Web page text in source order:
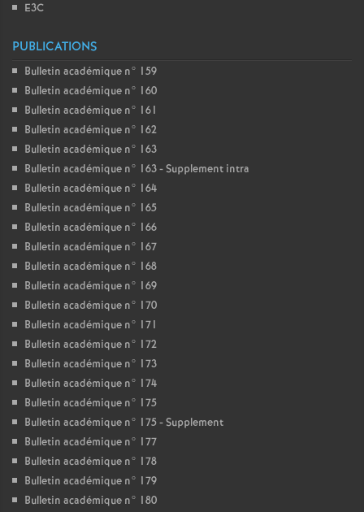
E3C
PUBLICATIONS
Bulletin académique n° 159
Bulletin académique n° 160
Bulletin académique n° 161
Bulletin académique n° 162
Bulletin académique n° 163
Bulletin académique n° 163 - Supplement intra
Bulletin académique n° 164
Bulletin académique n° 165
Bulletin académique n° 166
Bulletin académique n° 167
Bulletin académique n° 168
Bulletin académique n° 169
Bulletin académique n° 170
Bulletin académique n° 171
Bulletin académique n° 172
Bulletin académique n° 173
Bulletin académique n° 174
Bulletin académique n° 175
Bulletin académique n° 175 - Supplement
Bulletin académique n° 177
Bulletin académique n° 178
Bulletin académique n° 179
Bulletin académique n° 180